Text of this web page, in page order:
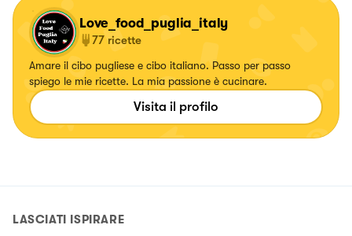
Love_food_puglia_italy
77 ricette
Amare il cibo pugliese e cibo italiano. Passo per passo
spiego le mie ricette. La mia passione è cucinare.
Visita il profilo
LASCIATI ISPIRARE